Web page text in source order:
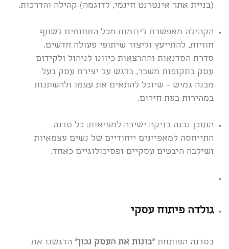
(בניית אתר אינטרנט חינמי, לדוגמה) קהילה והדרכות.
הקהילה מאפשרת ליוזמות מכל התחומים לשתף
חוויות, להתייעץ וליצור שיתופי פעולה חדשים.
סדרת הסדנאות וההרצאות כיוונו לניהול ולקידום
עסק בתקופות משבר, בדגש על יצירת עסק בעל
מבנה גמיש – שיוכל להתאים את עצמו ולהשתנות
במהירות בעת חירום.
התוכן נבנה בזיקה ישירה למציאות: כל סדנה
התייחסה למאפיינים ייחודיים של נשים עצמאיות
ושילבה היבטים עסקיים ופסיכולוגיים כאחד.
גולדה פיתוח עסקי
בסדנה הפותחת “בונות את העסק נכון” הדגשנו את